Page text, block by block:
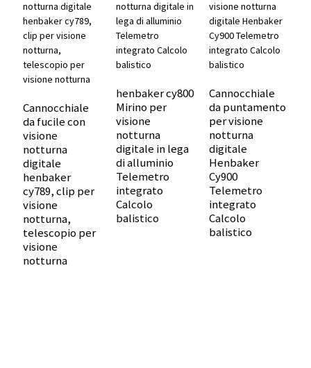
Cannocchiale
da fucile con
visione
notturna
digitale
henbaker
cy789, clip per
visione
notturna,
telescopio per
visione
notturna
henbaker cy800
Mirino per
visione
notturna
digitale in lega
di alluminio
Telemetro
integrato
Calcolo
balistico
Cannocchiale
da puntamento
per visione
notturna
digitale
Henbaker
Cy900
Telemetro
integrato
Calcolo
balistico